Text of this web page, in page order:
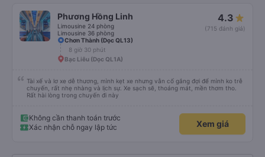
Phương Hồng Linh
Limousine 24 phòng
Limousine 36 phòng
4.3
(715 đánh giá)
Chơn Thành (Dọc QL13)
8 giờ 30 phút
Bạc Liêu (Dọc QL1A)
Tài xế và lơ xe dễ thương, mình kẹt xe nhưng vẫn cố gắng đợi để mình ko trễ
chuyến, rất nhẹ nhàng và lịch sự. Xe sạch sẽ, thoáng mát, mền thơm tho.
Rất hài lòng trong chuyến đi này
Không cần thanh toán trước
Xác nhận chỗ ngay lập tức
Xem giá